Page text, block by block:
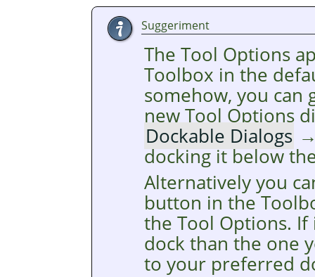
Suggeriment
The Tool Options
Toolbox in the
somehow, you can
new Tool Options
Dockable Dialogs
docking it below
Alternatively you
button in the
the Tool Options.
dock than the one
to your preferred